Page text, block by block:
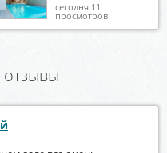
сегодня 11
просмотров